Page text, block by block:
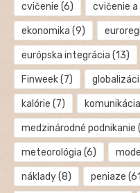
cvičenie (6) cvičenie
ekonomika (9)
európska integrácia (13)
Finweek(7)
kalórie (7) komunikácia
medzinárodné podnikanie
meteorológia (6)
náklady(8) peniaze